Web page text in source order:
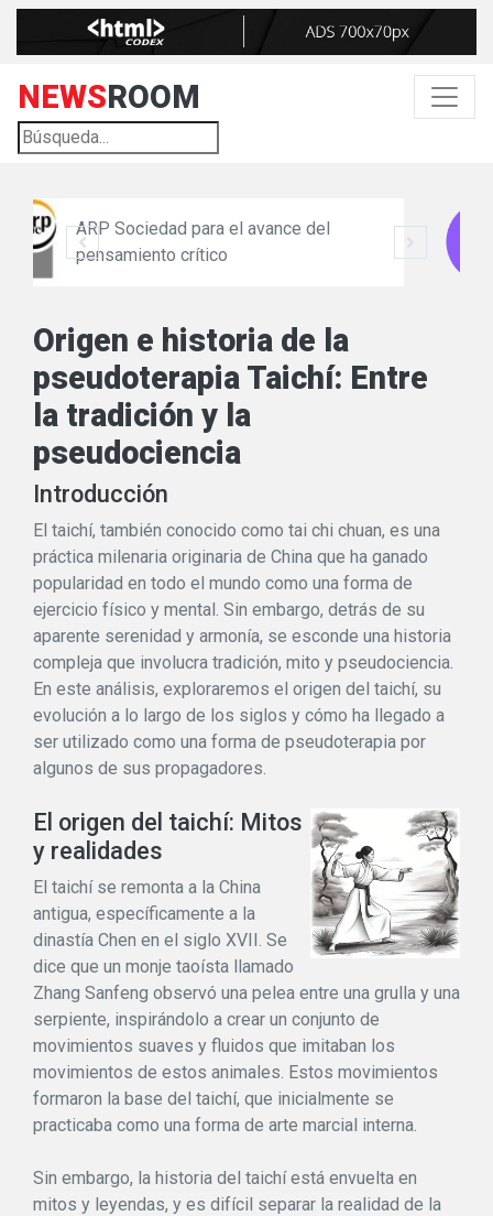
NEWSROOM
del
Circulo Escéptico
Origen e historia de la
pseudoterapia Taichí: Entre
la tradición y la
pseudociencia
Introducción
El taichí, también conocido como tai chi chuan, es una
práctica milenaria originaria de China que ha ganado
popularidad en todo el mundo como una forma de
ejercicio físico y mental. Sin embargo, detrás de su
aparente serenidad y armonía, se esconde una historia
compleja que involucra tradición, mito y pseudociencia.
En este análisis, exploraremos el origen del taichí, su
evolución a lo largo de los siglos y cómo ha llegado a
ser utilizado como una forma de pseudoterapia por
algunos de sus propagadores.
El origen del taichí: Mitos
y realidades
El taichí se remonta a la China
antigua, específicamente a la
dinastía Chen en el siglo XVII. Se
dice que un monje taoísta llamado
Zhang Sanfeng observó una pelea entre una grulla y una
serpiente, inspirándolo a crear un conjunto de
movimientos suaves y fluidos que imitaban los
movimientos de estos animales. Estos movimientos
formaron la base del taichí, que inicialmente se
practicaba como una forma de arte marcial interna.
Sin embargo, la historia del taichí está envuelta en
mitos y leyendas, y es difícil separar la realidad de la